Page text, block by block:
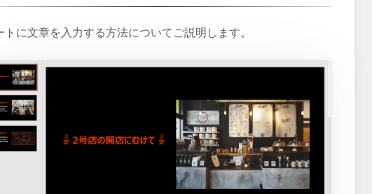
トに文章を入力する方法についてご説明します。